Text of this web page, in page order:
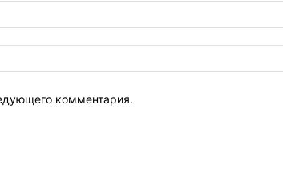
комментария.